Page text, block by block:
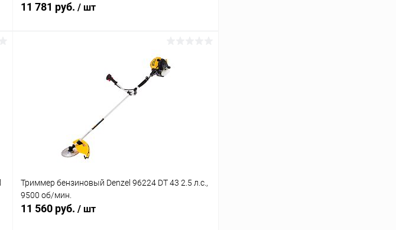
11 781 руб. / шт
Сравнение
Триммер бензиновый Denzel 96224 DT 43 2.5 л.с.,
9500 об/мин.
11 560 руб. / шт